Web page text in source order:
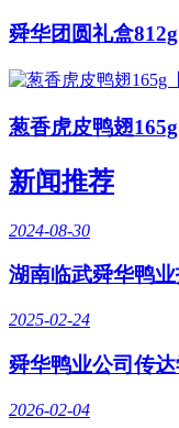
舜华团圆礼盒812g
葱香虎皮鸭翅165g
新闻推荐
2024-08-30
湖南临武舜华鸭
2025-02-24
舜华鸭业公司传
2026-02-04